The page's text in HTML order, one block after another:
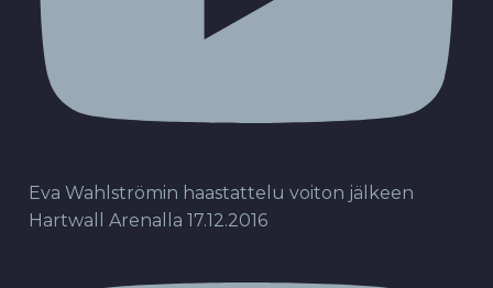
Eva Wahlströmin haastattelu voiton jälkeen
Hartwall Arenalla 17.12.2016